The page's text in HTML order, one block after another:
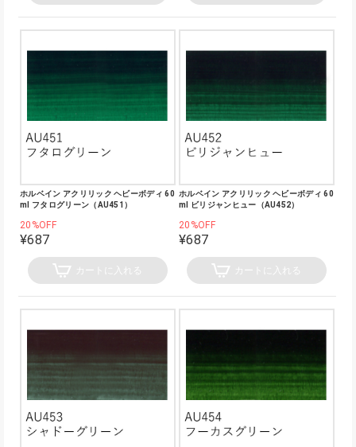
ホルベイン アクリリック ヘビーボディ 60
ml フタログリーン（AU451）
20%OFF
¥687
カートに入れる
ホルベイン アクリリック ヘビーボディ 60
ml ビリジャンヒュー（AU452）
20%OFF
¥687
カートに入れる